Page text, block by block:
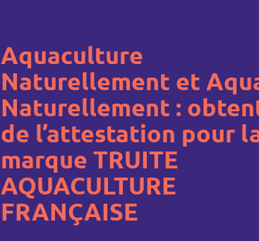
Aquaculture
Naturellement et
Naturellement :
de l’attestation pour
marque TRUITE
AQUACULTURE
FRANÇAISE